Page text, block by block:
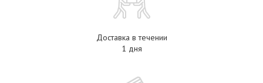
Доставка в течении
1 дня